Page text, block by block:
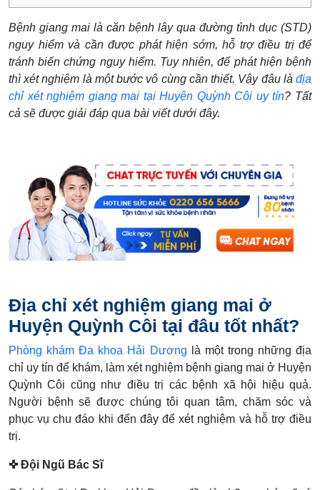
Bệnh giang mai là căn bệnh lây qua đường tình dục (STD)
nguy hiểm và cần được phát hiện sớm, hỗ trợ điều trị để
tránh biến chứng nguy hiểm. Tuy nhiên, để phát hiện bệnh
thì xét nghiệm là một bước vô cùng cần thiết. Vậy đâu là địa
chỉ xét nghiệm giang mai tại Huyện Quỳnh Côi uy tín? Tất
cả sẽ được giải đáp qua bài viết dưới đây.
Địa chỉ xét nghiệm giang mai ở
Huyện Quỳnh Côi tại đâu tốt nhất?
Phòng khám Đa khoa Hải Dương là một trong những địa
chỉ uy tín để khám, làm xét nghiệm bệnh giang mai ở Huyện
Quỳnh Côi cũng như điều trị các bệnh xã hội hiệu quả.
Người bệnh sẽ được chúng tôi quan tâm, chăm sóc và
phục vụ chu đáo khi đến đây để xét nghiệm và hỗ trợ điều
trị.
✜ Đội Ngũ Bác Sĩ